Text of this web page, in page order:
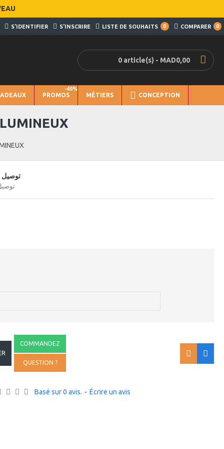
S'IDENTIFIER S'INSCRIRE LISTE DE SOUHAITS 0 COMPARER 0
0 article(s) - MAD0,00
PROMOS
-40%
MÉTIERS CONCEPTION
توصيل
Basé sur 0 avis. - Écrire un avis
COMMANDEZ
QUESTION ?